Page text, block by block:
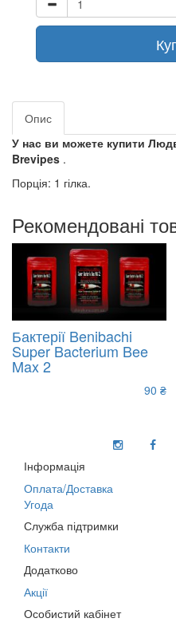
Опис
У нас ви можете купити
Brevipes .
Порція: 1 гілка.
Рекомендовані
Бактерії Benibachi
Super Bacterium Bee
Max 2
90 ₴
Інформація
Оплата/Доставка
Угода
Служба підтримки
Контакти
Додатково
Акції
Особистий кабінет